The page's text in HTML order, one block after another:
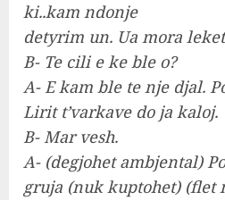
ki..kam ndonje
detyrim un. Ua mora
B- Te cili e ke ble о?
A- E kam ble te nje djal.
Lirit t’varkave do ja kaloj.
B- Mar vesh.
A- (degjohet ambjental)
gruja (nuk kuptohet) (flet